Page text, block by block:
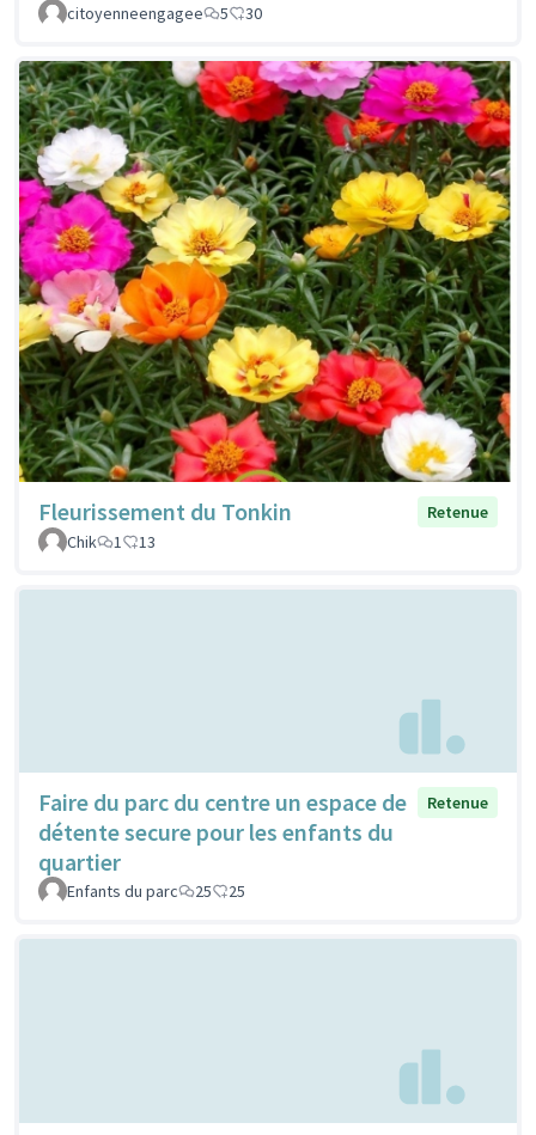
citoyenneengagee 5 30
Fleurissement du Tonkin
Retenue
Chik
1 13
Faire du parc du centre un espace de
détente secure pour les enfants du
quartier
Retenue
Enfants du parc 25 25